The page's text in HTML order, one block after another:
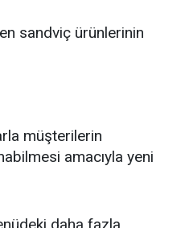
sandviç ürünlerinin
müşterilerin
amacıyla yeni
daha fazla